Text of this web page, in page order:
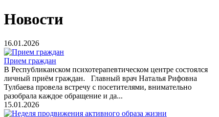
Новости
16.01.2026
Прием граждан
В Республиканском психотерапевтическом центре состоялся
личный приём граждан. Главный врач Наталья Рифовна
Тулбаева провела встречу с посетителями, внимательно
разобрала каждое обращение и да...
15.01.2026